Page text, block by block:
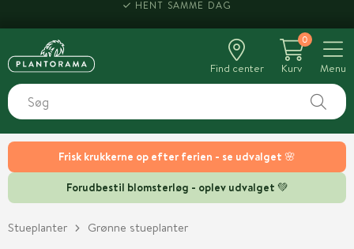
Frisk krukkerne op efter ferien - se udvalget 🌸
Forudbestil blomsterløg - oplev udvalget 💚
Find center
0
Kurv
Menu
Stueplanter Grønne stueplanter